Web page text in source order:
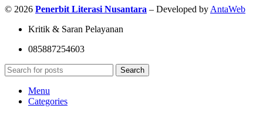
© 2026 Penerbit Literasi Nusantara – Developed by AntaWeb
Kritik & Saran Pelayanan
085887254603
Search
Menu
Categories